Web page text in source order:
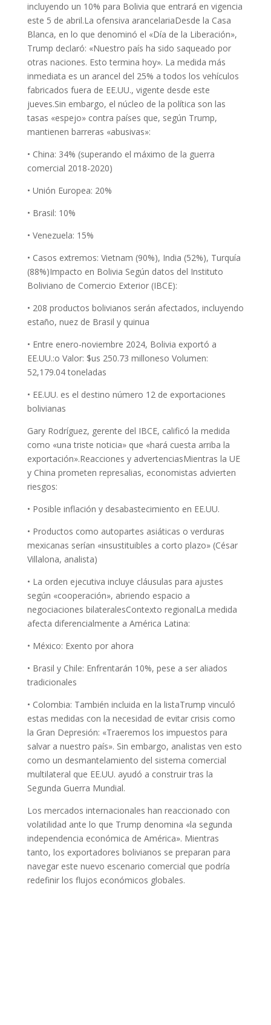
incluyendo un 10% para Bolivia que entrará en vigencia
este 5 de abril.La ofensiva arancelariaDesde la Casa
Blanca, en lo que denominó el «Día de la Liberación»,
Trump declaró: «Nuestro país ha sido saqueado por
otras naciones. Esto termina hoy». La medida más
inmediata es un arancel del 25% a todos los vehículos
fabricados fuera de EE.UU., vigente desde este
jueves.Sin embargo, el núcleo de la política son las
tasas «espejo» contra países que, según Trump,
mantienen barreras «abusivas»:
• China: 34% (superando el máximo de la guerra
comercial 2018-2020)
• Unión Europea: 20%
• Brasil: 10%
• Venezuela: 15%
• Casos extremos: Vietnam (90%), India (52%), Turquía
(88%)Impacto en Bolivia Según datos del Instituto
Boliviano de Comercio Exterior (IBCE):
• 208 productos bolivianos serán afectados, incluyendo
estaño, nuez de Brasil y quinua
• Entre enero-noviembre 2024, Bolivia exportó a
EE.UU.:o Valor: $us 250.73 milloneso Volumen:
52,179.04 toneladas
• EE.UU. es el destino número 12 de exportaciones
bolivianas
Gary Rodríguez, gerente del IBCE, calificó la medida
como «una triste noticia» que «hará cuesta arriba la
exportación».Reacciones y advertenciasMientras la UE
y China prometen represalias, economistas advierten
riesgos:
• Posible inflación y desabastecimiento en EE.UU.
• Productos como autopartes asiáticas o verduras
mexicanas serían «insustituibles a corto plazo» (César
Villalona, analista)
• La orden ejecutiva incluye cláusulas para ajustes
según «cooperación», abriendo espacio a
negociaciones bilateralesContexto regionalLa medida
afecta diferencialmente a América Latina:
• México: Exento por ahora
• Brasil y Chile: Enfrentarán 10%, pese a ser aliados
tradicionales
• Colombia: También incluida en la listaTrump vinculó
estas medidas con la necesidad de evitar crisis como
la Gran Depresión: «Traeremos los impuestos para
salvar a nuestro país». Sin embargo, analistas ven esto
como un desmantelamiento del sistema comercial
multilateral que EE.UU. ayudó a construir tras la
Segunda Guerra Mundial.
Los mercados internacionales han reaccionado con
volatilidad ante lo que Trump denomina «la segunda
independencia económica de América». Mientras
tanto, los exportadores bolivianos se preparan para
navegar este nuevo escenario comercial que podría
redefinir los flujos económicos globales.